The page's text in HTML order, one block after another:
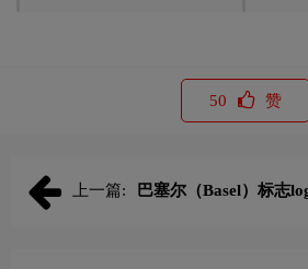
50 赞
上一篇: 巴塞尔（Basel）标志